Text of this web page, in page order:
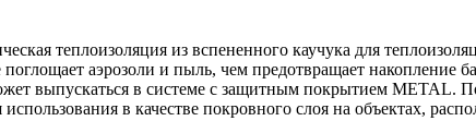
теплоизоляция из вспененного каучука для
аэрозоли и пыль, чем предотвращает накопление
выпускаться в системе c защитным покрытием METAL.
в качестве покровного слоя на объектах,